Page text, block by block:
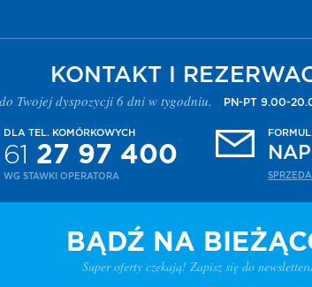
się
KONTAKT I
Twojej dyspozycji 6 dni w tygodniu. PN-PT 9.00-
DLA TEL. KOMÓRKOWYCH
61 27 97 400
WG STAWKI OPERATORA
BĄDŹ NA
Super oferty czekają! Zapisz się do